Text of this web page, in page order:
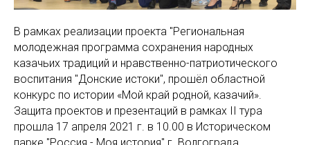
В рамках реализации проекта "Региональная
молодежная программа сохранения народных
казачьих традиций и нравственно-патриотического
воспитания "Донские истоки", прошёл областной
конкурс по истории «Мой край родной, казачий».
Защита проектов и презентаций в рамках II тура
прошла 17 апреля 2021 г. в 10.00 в Историческом